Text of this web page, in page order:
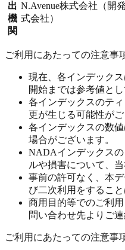
出
機
関
N.Avenue株式会社（開
式会社）
ご利用にあたっての注意事
現在、各インデック
開始までは参考値と
各インデックスのテ
更が生じる可能性がご
各インデックスの数
場合がございます。
NADAインデックス
ルや損害について、
事前の許可なく、本
び二次利用をすること
商用目的等でのご利
問い合わせ先よりご連
ご利用にあたっての注意事